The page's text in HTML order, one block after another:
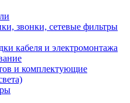
звонки, сетевые фильтры
кабеля и электромонтажа
и комплектующие